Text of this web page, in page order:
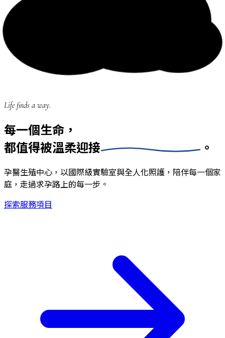
Life finds a way.
每一個生命，
都值得被溫柔迎接 。
孕醫生殖中心，以國際級實驗室與全人化照護，陪伴每一個家
庭，走過求孕路上的每一步。
探索服務項目